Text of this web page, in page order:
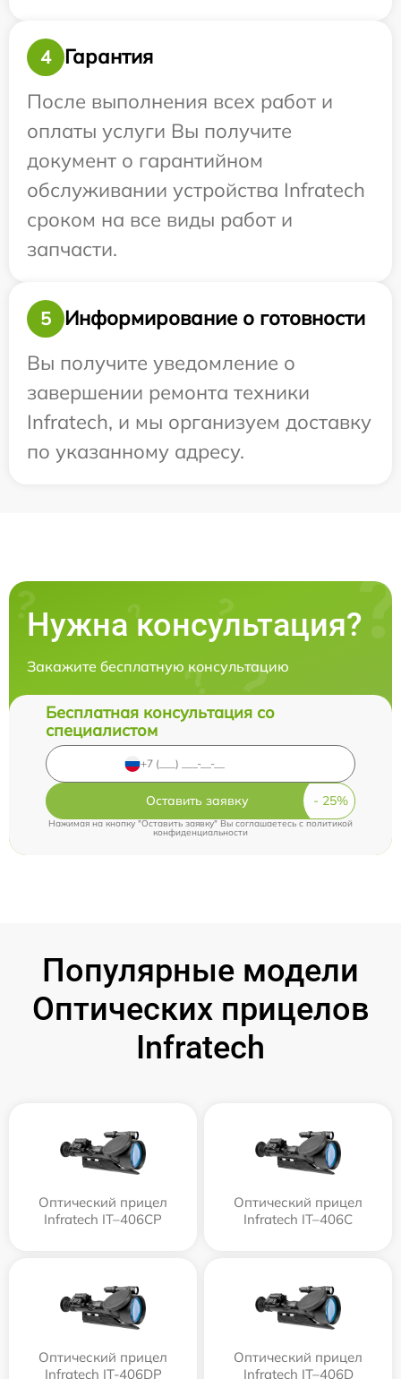
4
Гарантия
После выполнения всех работ и
оплаты услуги Вы получите
документ о гарантийном
обслуживании устройства Infratech
сроком на все виды работ и
запчасти.
5
Информирование о готовности
Вы получите уведомление о
завершении ремонта техники
Infratech, и мы организуем доставку
по указанному адресу.
Нужна консультация?
Закажите бесплатную консультацию
Бесплатная консультация со
специалистом
Оставить заявку
Нажимая на кнопку "Оставить заявку" Вы соглашаетесь cполитикой
конфиденциальности
Популярные модели
Оптических прицелов
Infratech
Оптический прицел
Infratech IT–406СP
Оптический прицел
Infratech IT–406С
Оптический прицел
Infratech IT-406DP
Оптический прицел
Infratech IT–406D